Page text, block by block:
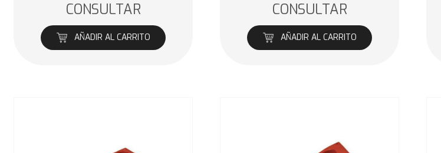
CONSULTAR
AÑADIR AL CARRITO
CONSULTAR
AÑADIR AL CARRITO